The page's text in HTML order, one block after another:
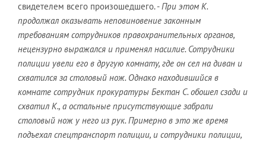
свидетелем всего произошедшего. -При этом К.
продолжал оказывать неповиновение законным
требованиям сотрудников правохранительных органов,
нецензурно выражался и применял насилие. Сотрудники
полиции увели его в другую комнату, где он сел на диван и
схватился за столовый нож. Однако находившийся в
комнате сотрудник прокуратуры Бектан С. обошел сзади и
схватил К., а остальные присутствующие забрали
столовый нож у него из рук. Примерно в это же время
подъехал спецтранспорт полиции, и сотрудники полиции,